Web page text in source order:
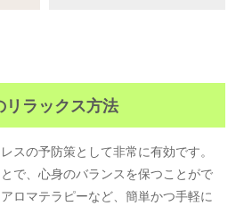
リラックス方法
スの予防策として非常に有効です。
で、心身のバランスを保つことがで
ロマテラピーなど、簡単かつ手軽に